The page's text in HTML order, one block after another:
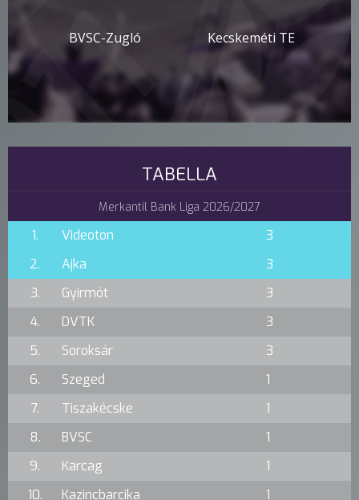
BVSC-Zugló Kecskeméti TE
TABELLA
Merkantil Bank Liga 2026/2027
1. Videoton
3
2.
Ajka
3
3.
Gyirmót
3
4.
DVTK
3
5.
Soroksár
3
6.
Szeged
1
7.
Tiszakécske
1
8.
BVSC
1
9.
Karcag
1
10.
Kazincbarcika 1